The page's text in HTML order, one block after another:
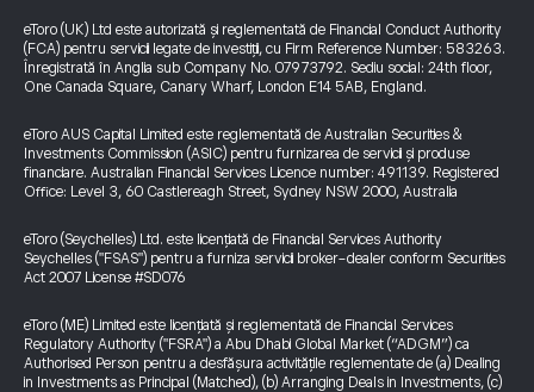
eToro (UK) Ltd este autorizată și reglementată de Financial Conduct Authority
(FCA) pentru servicii legate de investiții, cu Firm Reference Number: 583263.
Înregistrată în Anglia sub Company No. 07973792. Sediu social: 24th floor,
One Canada Square, Canary Wharf, London E14 5AB, England.
eToro AUS Capital Limited este reglementată de Australian Securities &
Investments Commission (ASIC) pentru furnizarea de servicii și produse
financiare. Australian Financial Services Licence number: 491139. Registered
Office: Level 3, 60 Castlereagh Street, Sydney NSW 2000, Australia
eToro (Seychelles) Ltd. este licențiată de Financial Services Authority
Seychelles ("FSAS") pentru a furniza servicii broker-dealer conform Securities
Act 2007 License #SD076
eToro (ME) Limited este licențiată și reglementată de Financial Services
Regulatory Authority ("FSRA") a Abu Dhabi Global Market (“ADGM”) ca
Authorised Person pentru a desfășura activitățile reglementate de (a) Dealing
in Investments as Principal (Matched), (b) Arranging Deals in Investments, (c)